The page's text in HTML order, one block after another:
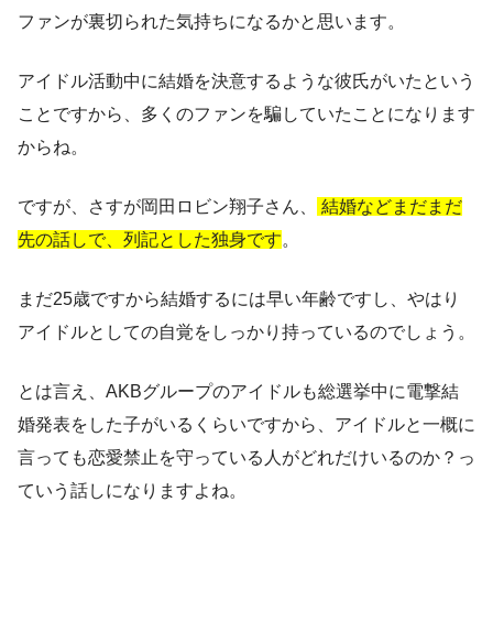
ファンが裏切られた気持ちになるかと思います。
アイドル活動中に結婚を決意するような彼氏がいたという
ことですから、多くのファンを騙していたことになります
からね。
ですが、さすが岡田ロビン翔子さん、
結婚などまだまだ
先の話しで、列記とした独身です。
まだ25歳ですから結婚するには早い年齢ですし、やはり
アイドルとしての自覚をしっかり持っているのでしょう 。
とは言え、AKBグループのアイドルも総選挙中に電撃結
婚発表をした子がいるくらいですから、アイドルと一概に
言っても恋愛禁止を守っている人がどれだけいるのか？っ
ていう話しになりますよね。